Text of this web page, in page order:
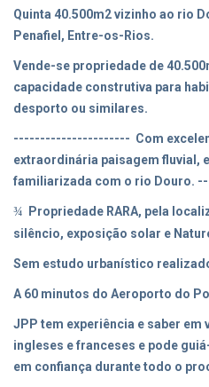
Quinta 40.500m2 vizinho ao rio
Penafiel, Entre-os-Rios.
Vende-se propriedade de
capacidade construtiva para
desporto ou similares.
---------------------- Com
extraordinária paisagem fluvial,
familiarizada com o rio Douro.
¾ Propriedade RARA, pela
silêncio, exposição solar e
Sem estudo urbanístico
A 60 minutos do Aeroporto do
JPP tem experiência e saber em
ingleses e franceses e pode
em confiança durante todo o